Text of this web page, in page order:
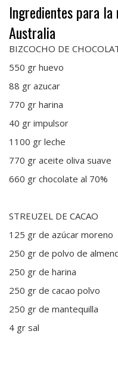
Ingredientes para
Australia
BIZCOCHO DE
550 gr huevo
88 gr azucar
770 gr harina
40 gr impulsor
1100 gr leche
770 gr aceite oliva suave
660 gr chocolate al 70%
STREUZEL DE CACAO
125 gr de azúcar moreno
250 gr de polvo de
250 gr de harina
250 gr de cacao polvo
250 gr de mantequilla
4 gr sal